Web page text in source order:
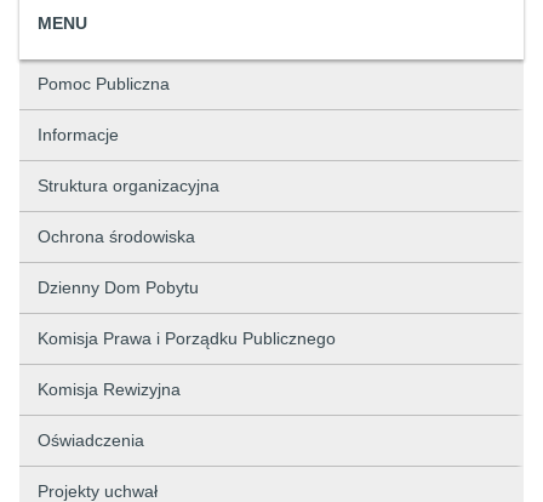
MENU
Pomoc Publiczna
Informacje
Struktura organizacyjna
Ochrona środowiska
Dzienny Dom Pobytu
Komisja Prawa i Porządku Publicznego
Komisja Rewizyjna
Oświadczenia
Projekty uchwał